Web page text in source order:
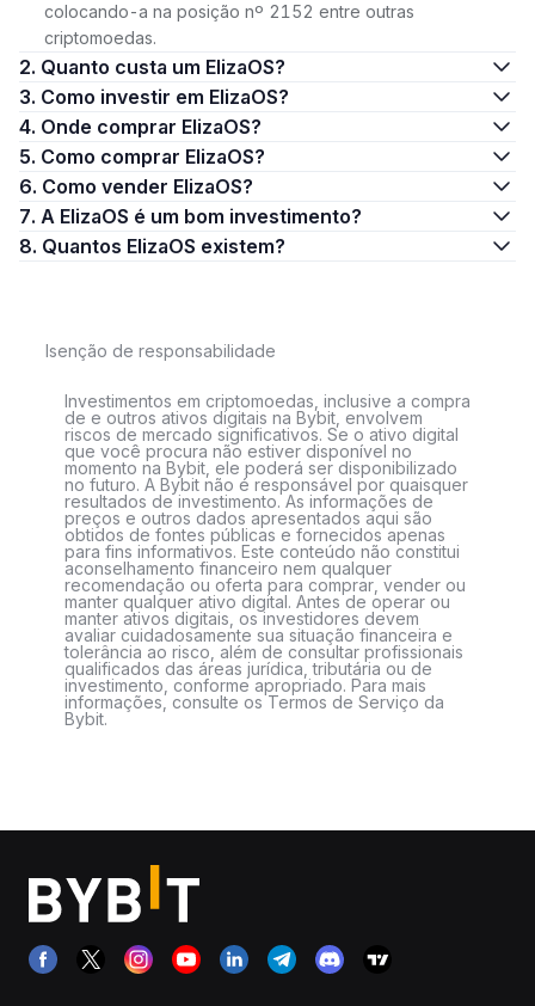
colocando-a na posição nº 2152 entre outras
criptomoedas.
2. Quanto custa um ElizaOS?
3. Como investir em ElizaOS?
4. Onde comprar ElizaOS?
5. Como comprar ElizaOS?
6. Como vender ElizaOS?
7. A ElizaOS é um bom investimento?
8. Quantos ElizaOS existem?
Isenção de responsabilidade
Investimentos em criptomoedas, inclusive a compra
de e outros ativos digitais na Bybit, envolvem
riscos de mercado significativos. Se o ativo digital
que você procura não estiver disponível no
momento na Bybit, ele poderá ser disponibilizado
no futuro. A Bybit não é responsável por quaisquer
resultados de investimento. As informações de
preços e outros dados apresentados aqui são
obtidos de fontes públicas e fornecidos apenas
para fins informativos. Este conteúdo não constitui
aconselhamento financeiro nem qualquer
recomendação ou oferta para comprar, vender ou
manter qualquer ativo digital. Antes de operar ou
manter ativos digitais, os investidores devem
avaliar cuidadosamente sua situação financeira e
tolerância ao risco, além de consultar profissionais
qualificados das áreas jurídica, tributária ou de
investimento, conforme apropriado. Para mais
informações, consulte os Termos de Serviço da
Bybit.